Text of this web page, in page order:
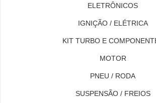
ELETRÔNICOS
IGNIÇÃO / ELÉTRICA
KIT TURBO E
MOTOR
PNEU / RODA
SUSPENSÃO / FREIOS